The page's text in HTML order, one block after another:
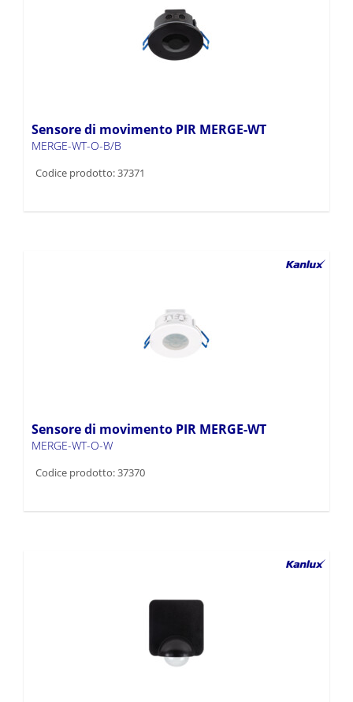
Sensore di movimento PIR MERGE-WT
MERGE-WT-O-B/B
Codice prodotto: 37371
Sensore di movimento PIR MERGE-WT
MERGE-WT-O-W
Codice prodotto: 37370